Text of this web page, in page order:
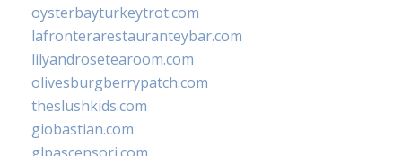
oysterbayturkeytrot.com
lafronterarestauranteybar.com
lilyandrosetearoom.com
olivesburgberrypatch.com
theslushkids.com
giobastian.com